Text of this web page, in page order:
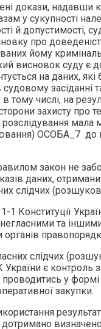
докази, надавши
у сукупності
й допустимості,
про
йому
висновок суду є
на даних,
засіданні
тому числі, на
захисту про
мала
ОСОБА_7 до
закон не
даних,
слідчих
1 Конституції
та
слідчих
України є контроль
у формі
закупки.